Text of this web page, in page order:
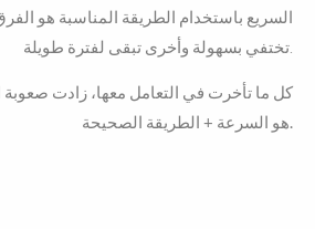
السريع باستخدام الطريقة المناسبة هو
تختفي بسهولة وأخرى تبقى لفترة طويلة.
كل ما تأخرت في التعامل معها، زادت صعوبة
هو السرعة + الطريقة الصحيحة.